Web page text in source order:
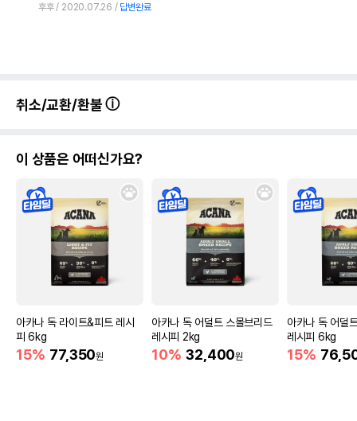
후후 2020.07.26 답변완료
취소/교환/환불
이 상품은 어떠신가요?
아카나 독 라이트&피트 레시
피 6kg
15% 77,350원
아카나 독 어덜트 스몰브리드
레시피 2kg
10% 32,400원
아카나 독 어덜
레시피 6kg
15%